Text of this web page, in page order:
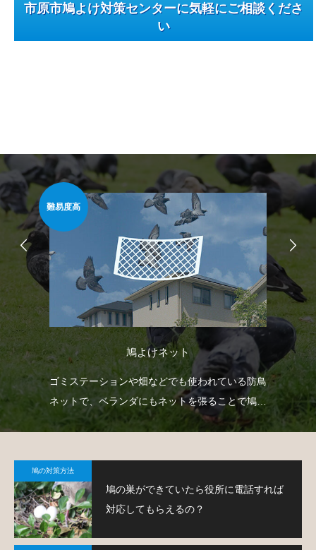
市原市鳩よけ対策センターに気軽にご相談くださ
い
難易度高
鳩よけネット
ゴミステーションや畑などでも使われている防鳥
ネットで、ベランダにもネットを張ることで鳩対
策が可能です。
鳩の対策方法
鳩の巣ができていたら役所に電話すれば
対応してもらえるの？